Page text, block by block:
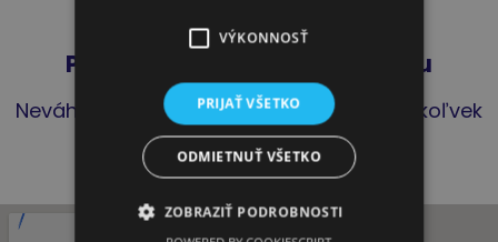
Pôsobíme na celom Slovensku
Neváhajte nás osloviť nech ste z ktoréhokoľvek
kúta Slovenska.
VÝKONNOSŤ
PRIJAŤ VŠETKO
ODMIETNUŤ VŠETKO
ZOBRAZIŤ PODROBNOSTI